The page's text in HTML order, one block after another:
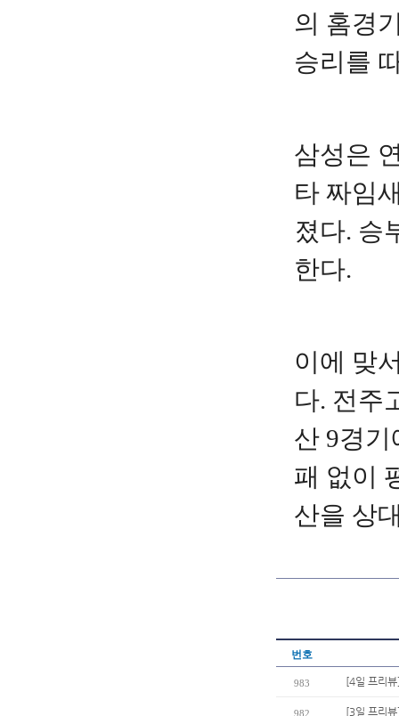
의 홈경
승리를
삼성은
타 짜임
졌다. 승
한다.
이에 맞
다. 전주
산 9경기
패 없이
산을 상
번호
983 [4일 프리
982 [3일 프리